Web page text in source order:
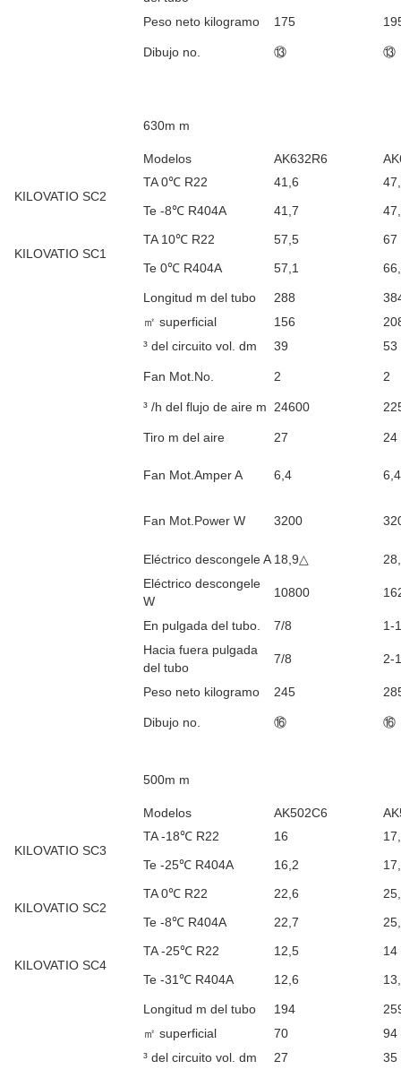
Peso neto kilogramo
175
Dibujo no. ⑬ ⑬
630m m
Modelos AK632R6
KILOVATIO SC2
TA 0℃ R22 41,6
Te -8℃ R404A
41,7
KILOVATIO SC1
TA 10℃ R22 57,5
67
Te 0℃ R404A
57,1
Longitud m del tubo 288
㎡ superficial
156
³ del circuito vol. dm
39 53
Fan Mot.No. 2 2
³ /h del flujo de aire m 24600
Tiro m del aire 27 24
Fan Mot.Amper A 6,4 6,4
Fan Mot.Power W 3200
Eléctrico descongele A 18,9△
Eléctrico descongele
W
10800
En pulgada del tubo. 7/8
1-
Hacia fuera pulgada
del tubo
7/8 2-
Peso neto kilogramo 245
Dibujo no. ⑯ ⑯
500m m
Modelos AK502C6
KILOVATIO SC3
TA -18℃ R22 16
Te -25℃ R404A
16,2
KILOVATIO SC2
TA 0℃ R22 22,6
Te -8℃ R404A
22,7
KILOVATIO SC4
TA -25℃ R22 12,5
14
Te -31℃ R404A
12,6
Longitud m del tubo 194
㎡ superficial
70
94
³ del circuito vol. dm
27 35